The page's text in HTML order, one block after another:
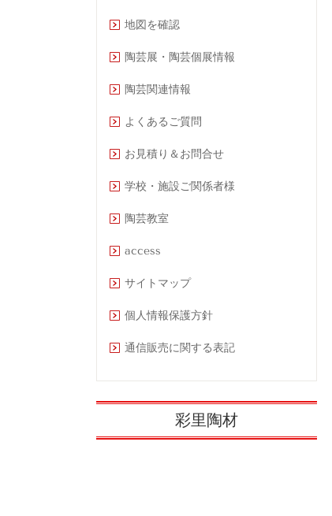
地図を確認
陶芸展・陶芸個展情報
陶芸関連情報
よくあるご質問
お見積り＆お問合せ
学校・施設ご関係者様
陶芸教室
access
サイトマップ
個人情報保護方針
通信販売に関する表記
彩里陶材